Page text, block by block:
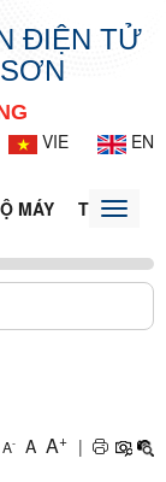
ĐIỆN TỬ
VIE
EN
MÁY TIN TỨC -
Toggle
A- A A+ |